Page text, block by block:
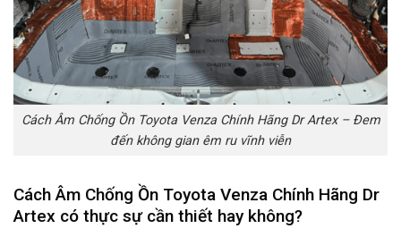
Cách Âm Chống Ồn Toyota Venza Chính Hãng Dr Artex – Đem
đến không gian êm ru vĩnh viễn
Cách Âm Chống Ồn Toyota Venza Chính Hãng Dr
Artex có thực sự cần thiết hay không?